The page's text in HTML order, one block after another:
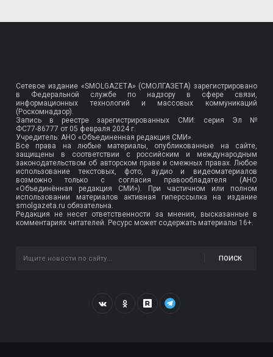
Сетевое издание «SMOLGAZETA» (СМОЛГАЗЕТА) зарегистрировано
в Федеральной службе по надзору в сфере связи,
информационных технологий и массовых коммуникаций
(Роскомнадзор).
Запись в реестре зарегистрированных СМИ: серия Эл №
ФС77-86777 от 05 февраля 2024 г.
Учредитель: АНО «Объединенная редакция СМИ».
Все права на любые материалы, опубликованные на сайте,
защищены в соответствии с российским и международным
законодательством об авторском праве и смежных правах. Любое
использование текстовых, фото, аудио и видеоматериалов
возможно только с согласия правообладателя (АНО
«Объединённая редакция СМИ»). При частичном или полном
использовании материалов активная гиперссылка на издание
smolgazeta.ru обязательна.
Редакция не несет ответственности за мнения, высказанные в
комментариях читателей. Ресурс может содержать материалы 16+.
ПОИСК